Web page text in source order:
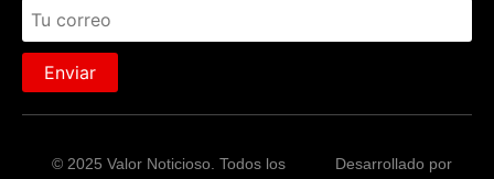
Enviar
© 2025 Valor Noticioso. Todos los
Desarrollado por